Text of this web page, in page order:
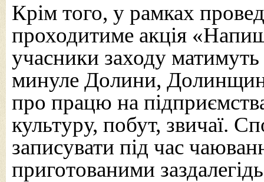
Крім того, у рамках
проходитиме акція
учасники заходу
минуле Долини,
про працю на
культуру, побут, звичаї.
записувати під час
приготованими